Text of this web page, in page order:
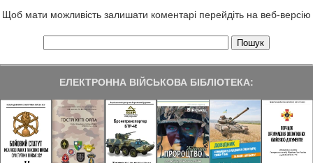
Щоб мати можливість залишати коментарі перейдіть на веб-версію
ЕЛЕКТРОННА ВІЙСЬКОВА БІБЛІОТЕКА: